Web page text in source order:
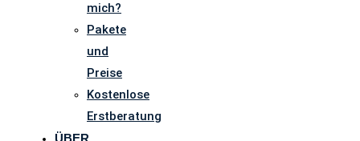
mich?
Pakete
und
Preise
Kostenlose
Erstberatung